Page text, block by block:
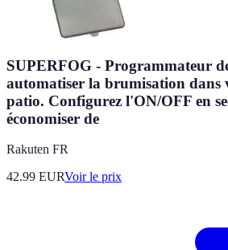
SUPERFOG - Programmateur
automatiser la brumisation dans
patio. Configurez l'ON/OFF en
économiser de
Rakuten FR
42.99 EURVoir le prix